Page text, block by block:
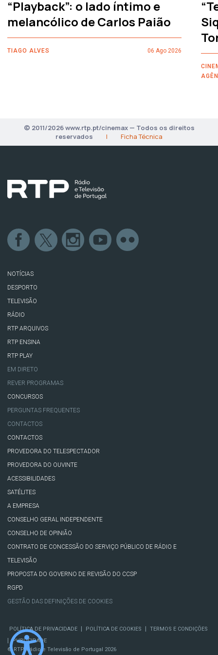
“Playback”: o lado íntimo e
melancólico de Carlos Paião
TIAGO ALVES 06 Ago 2026
© 2011/2026 www.rtp.pt/cinemax — Todos os direitos
reservados
| Ficha Técnica
NOTÍCIAS
DESPORTO
TELEVISÃO
RÁDIO
RTP ARQUIVOS
RTP ENSINA
RTP PLAY
EM DIRETO
REVER PROGRAMAS
CONCURSOS
PERGUNTAS FREQUENTES
CONTACTOS
CONTACTOS
PROVEDORA DO TELESPECTADOR
PROVEDORA DO OUVINTE
ACESSIBILIDADES
SATÉLITES
A EMPRESA
CONSELHO GERAL INDEPENDENTE
CONSELHO DE OPINIÃO
CONTRATO DE CONCESSÃO DO SERVIÇO PÚBLICO DE RÁDIO E
TELEVISÃO
PROPOSTA DO GOVERNO DE REVISÃO DO CCSP
RGPD
GESTÃO DAS DEFINIÇÕES DE COOKIES
POLÍTICA DE PRIVACIDADE | POLÍTICA DE COOKIES | TERMOS E CONDIÇÕES
|
PUBLICIDADE
© RTP, Rádio e Televisão de Portugal 2026